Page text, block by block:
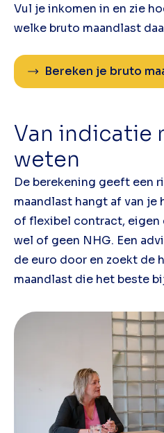
Vul je inkomen in en zie
welke bruto maandlast
Bereken je bruto
Van indicatie
weten
De berekening geeft een
maandlast hangt af van je
of flexibel contract, eigen
wel of geen NHG. Een
de euro door en zoekt de
maandlast die het beste